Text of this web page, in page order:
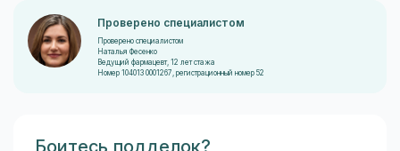
Проверено специалистом
Проверено специалистом
Наталья Фесенко
Ведущий фармацевт, 12 лет стажа
Номер 104013 0001267, регистрационный номер 52
Боитесь подделок?